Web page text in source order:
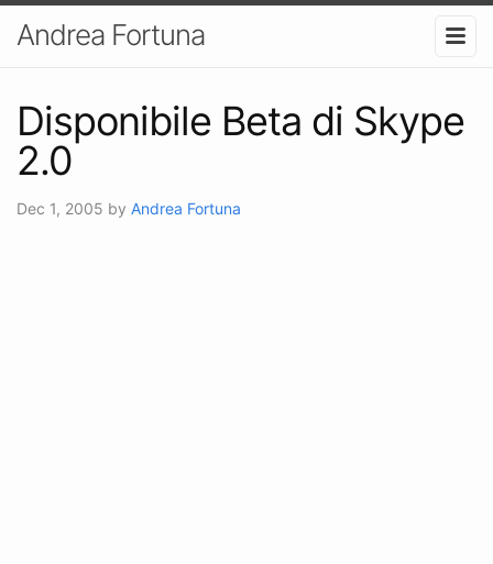
Andrea Fortuna
Disponibile Beta di Skype
2.0
Dec 1, 2005 by Andrea Fortuna